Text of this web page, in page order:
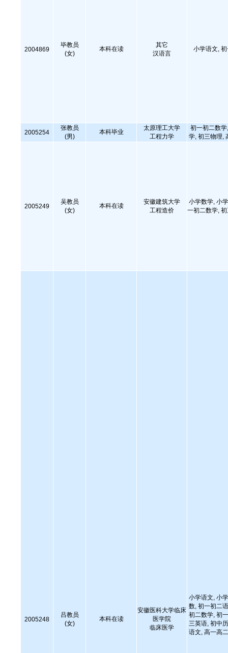
2004869
毕教员
(女)
本科在读
其它
汉语言
小学语文,
2005254
张教员
(男)
本科毕业
太原理工大学
工程力学
初一初二数
学, 初三物理,
2005249
吴教员
(女)
本科在读
安徽建筑大学
工程造价
小学数学, 小
一初二数学,
2005248
吕教员
(女)
本科在读
安徽医科大学临床
医学院
临床医学
小学语文, 小
数, 初一初二
初二数学, 初
三英语, 初中
语文, 高一高